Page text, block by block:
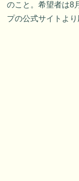
のこと。希望者は8
プの公式サイトより